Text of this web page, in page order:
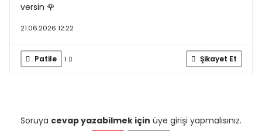
versin 🌹
21.06.2026 12:22
Patile 1 Şikayet Et
Soruya cevap yazabilmek için üye girişi yapmalısınız.